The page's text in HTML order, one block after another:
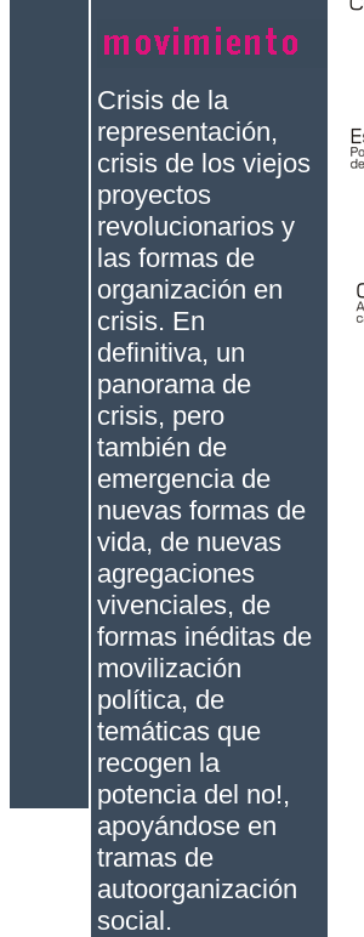
Crisis de la
representación,
crisis de los viejos
proyectos
revolucionarios y
las formas de
organización en
crisis. En
definitiva, un
panorama de
crisis, pero
también de
emergencia de
nuevas formas de
vida, de nuevas
agregaciones
vivenciales, de
formas inéditas de
movilización
política, de
temáticas que
recogen la
potencia del no!,
apoyándose en
tramas de
autoorganización
social.